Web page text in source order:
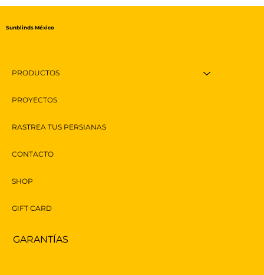
PRODUCTOS
PROYECTOS
RASTREA TUS PERSIANAS
CONTACTO
SHOP
GIFT CARD
Sunblinds México
GARANTÍAS